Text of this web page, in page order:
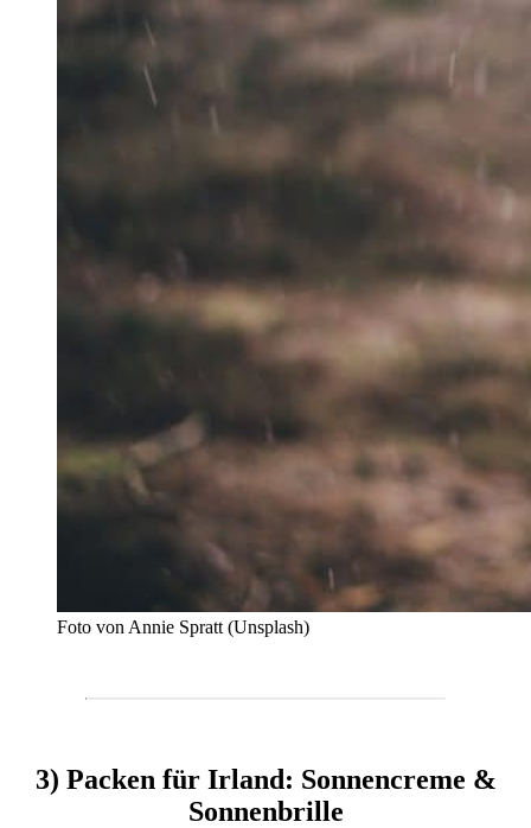
Foto von Annie Spratt (Unsplash)
3) Packen für Irland: Sonnencreme &
Sonnenbrille